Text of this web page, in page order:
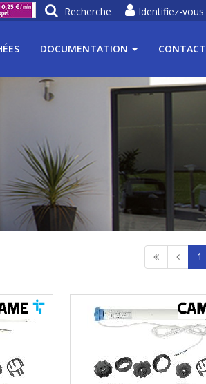
Identifiez-vous
Recherche
DOCUMENTATION CONTACT
1